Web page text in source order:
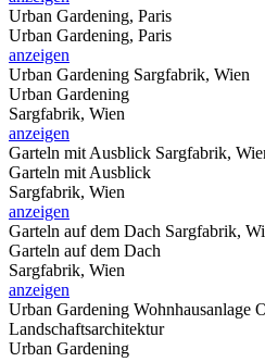
Urban Gardening, Paris
Urban Gardening, Paris
anzeigen
Urban Gardening Sargfabrik, Wien
Urban Gardening
Sargfabrik, Wien
anzeigen
Garteln mit Ausblick Sargfabrik,
Garteln mit Ausblick
Sargfabrik, Wien
anzeigen
Garteln auf dem Dach Sargfabrik,
Garteln auf dem Dach
Sargfabrik, Wien
anzeigen
Urban Gardening Wohnhausanlage
Landschaftsarchitektur
Urban Gardening